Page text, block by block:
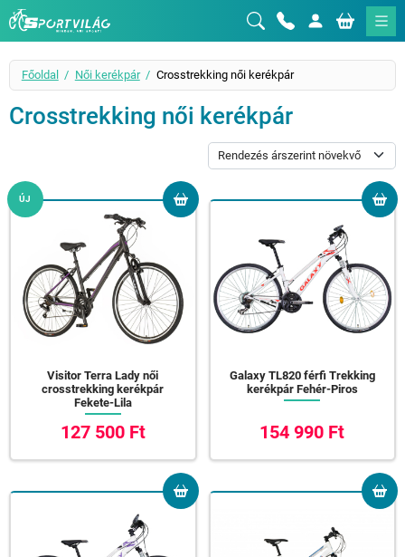
Sportvilág
Főoldal Női kerékpár Crosstrekking női kerékpár
Crosstrekking női kerékpár
ÚJ
Visitor Terra Lady női
crosstrekking kerékpár
Fekete-Lila
127 500 Ft
Galaxy TL820 férfi Trekking
kerékpár Fehér-Piros
154 990 Ft